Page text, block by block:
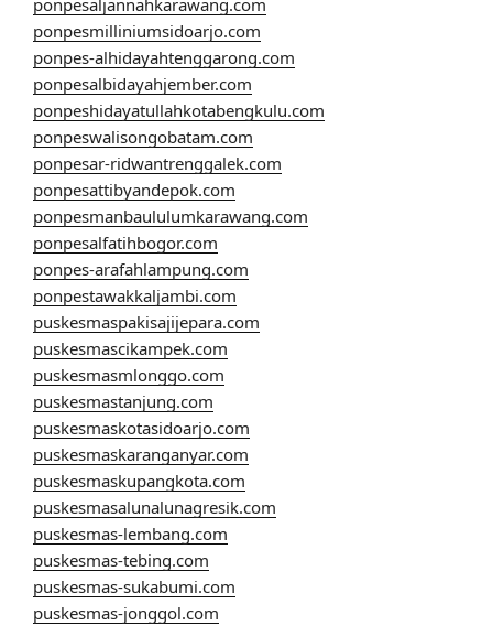
ponpesmilliniumsidoarjo.com
ponpes-alhidayahtenggarong.com
ponpesalbidayahjember.com
ponpeshidayatullahkotabengkulu.com
ponpeswalisongobatam.com
ponpesar-ridwantrenggalek.com
ponpesattibyandepok.com
ponpesmanbaululumkarawang.com
ponpesalfatihbogor.com
ponpes-arafahlampung.com
ponpestawakkaljambi.com
puskesmaspakisajijepara.com
puskesmascikampek.com
puskesmasmlonggo.com
puskesmastanjung.com
puskesmaskotasidoarjo.com
puskesmaskaranganyar.com
puskesmaskupangkota.com
puskesmasalunalunagresik.com
puskesmas-lembang.com
puskesmas-tebing.com
puskesmas-sukabumi.com
puskesmas-jonggol.com